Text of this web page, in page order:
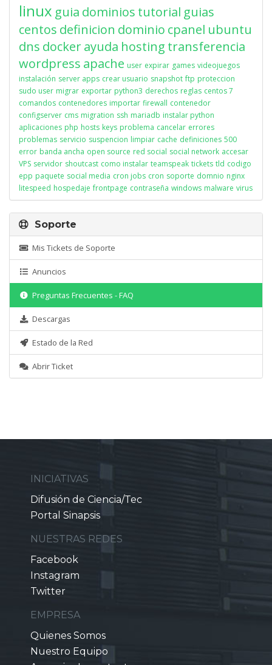
linux guia dominios tutorial guias
centos definicion dominio cpanel ubuntu
dns dockerayuda hosting transferencia
wordpress apache user expirar games videojuegos
instalación server apps crear usuario snapshot ftp proteccion
sudo user migrar exportar python3 derechos reglas centos 7
comandos contenedores importar firewall contenedor
configserver cms migration ssh mariadb instalar python
aplicaciones php hosts keys problema cancelar errores
problemas servicio suspencion limpiar cache definiciones 500
error banda ancha open source red social social network accesar
VPS servidor shoutcast como instalar teamspeak tickets tld codigo
epp paquete social media cron jobs cron soporte domnio nginx
litespeed hospedaje frontpage contraseña windows malware virus
Soporte
Mis Tickets de Soporte
Anuncios
Preguntas Frecuentes - FAQ
Descargas
Estado de la Red
Abrir Ticket
INICIATIVAS
Difusión de Ciencia/Tec
Portal Sinapsis
NUESTRAS REDES
Facebook
Instagram
Twitter
EMPRESA
Quienes Somos
Nuestro Equipo